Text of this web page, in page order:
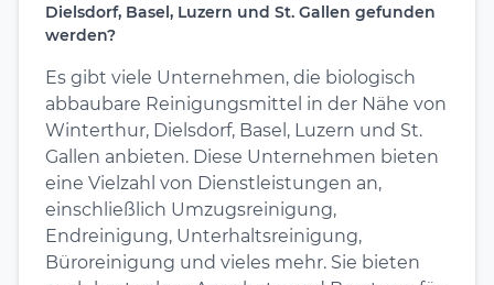
Dielsdorf, Basel, Luzern und St. Gallen gefunden
werden?
Es gibt viele Unternehmen, die biologisch
abbaubare Reinigungsmittel in der Nähe von
Winterthur, Dielsdorf, Basel, Luzern und St.
Gallen anbieten. Diese Unternehmen bieten
eine Vielzahl von Dienstleistungen an,
einschließlich Umzugsreinigung,
Endreinigung, Unterhaltsreinigung,
Büroreinigung und vieles mehr. Sie bieten